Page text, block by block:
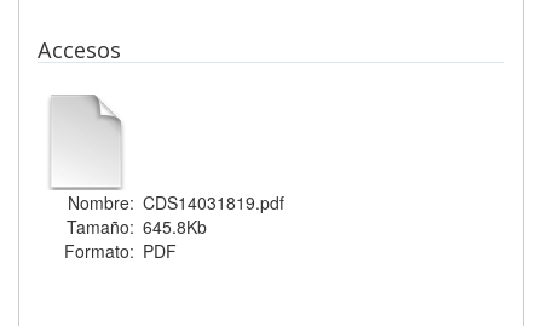
Accesos
Nombre: CDS14031819.pdf
Tamaño: 645.8Kb
Formato: PDF